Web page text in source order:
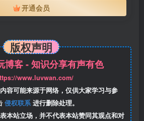
开通会员
版权声明
博客 - 知识分享有声有色
www.luvwan.com/
容可能来源于网络，仅供大家学习与参
侵权联系 进行删除处理。
本站立场，并不代表本站赞同其观点和对